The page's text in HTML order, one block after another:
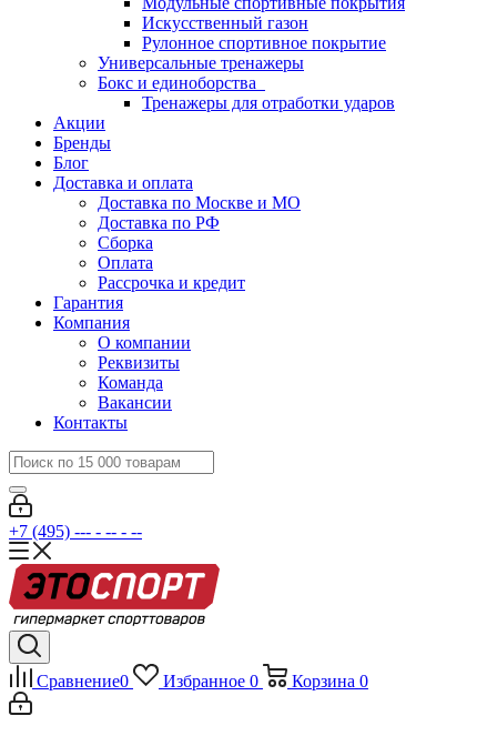
Искусственный газон
Рулонное спортивное покрытие
Универсальные тренажеры
Бокс и единоборства
Тренажеры для отработки ударов
Акции
Бренды
Блог
Доставка и оплата
Доставка по Москве и МО
Доставка по РФ
Сборка
Оплата
Рассрочка и кредит
Гарантия
Компания
О компании
Реквизиты
Команда
Вакансии
Контакты
+7 (495) --- - -- - --
Сравнение0 Избранное 0 Корзина 0